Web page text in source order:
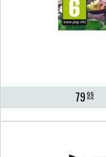
7999